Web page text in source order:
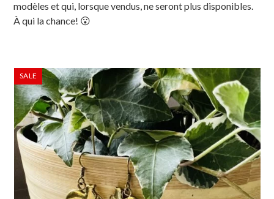
modèles et qui, lorsque vendus, ne seront plus disponibles.
À qui la chance! 😮
Use
the
left
and
right
arrow
keys
to
access
SALE